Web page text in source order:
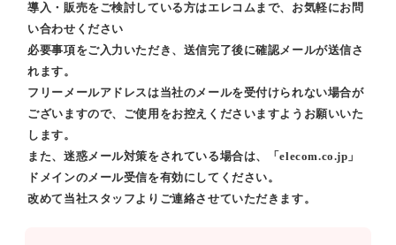
導入・販売をご検討している方はエレコムまで、お気軽にお問
い合わせください
必要事項をご入力いただき、送信完了後に確認メールが送信さ
れます。
フリーメールアドレスは当社のメールを受付けられない場合が
ございますので、ご使用をお控えくださいますようお願いいた
します。
また、迷惑メール対策をされている場合は、「elecom.co.jp」
ドメインのメール受信を有効にしてください。
改めて当社スタッフよりご連絡させていただきます。